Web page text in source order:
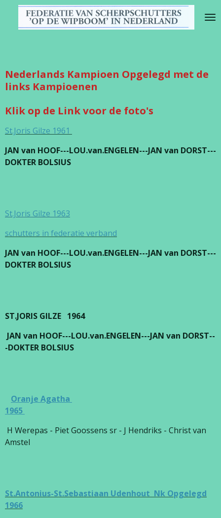
Nederlands Kampioen Opgelegd met de
links Kampioenen
Klik op de Link voor de foto's
St.Joris Gilze 1961
JAN van HOOF---LOU.van.ENGELEN---JAN van DORST---
DOKTER BOLSIUS
St.Joris Gilze 1963
schutters in federatie verband
JAN van HOOF---LOU.van.ENGELEN---JAN van DORST---
DOKTER BOLSIUS
ST.JORIS GILZE 1964
JAN van HOOF---LOU.van.ENGELEN---JAN van DORST--
-DOKTER BOLSIUS
Oranje Agatha
1965
H Werepas - Piet Goossens sr - J Hendriks - Christ van
Amstel
St.Antonius-St.Sebastiaan Udenhout Nk Opgelegd
1966